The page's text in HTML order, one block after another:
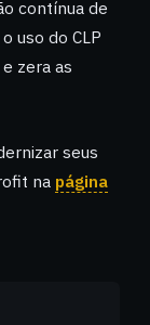
contínua de
uso do CLP
zera as
seus
na página